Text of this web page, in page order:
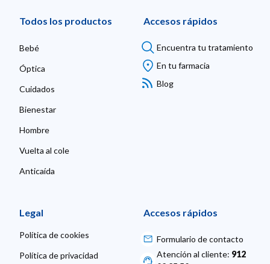
Todos los productos
Bebé
Óptica
Cuidados
Bienestar
Hombre
Vuelta al cole
Anticaída
Accesos rápidos
Encuentra tu tratamiento
En tu farmacia
Blog
Legal
Política de cookies
Política de privacidad
Accesos rápidos
Formulario de contacto
Atención al cliente: 912